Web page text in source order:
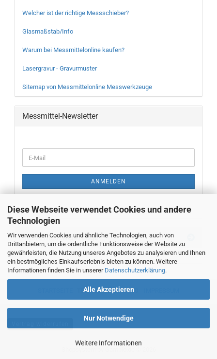
Diese Webseite verwendet Cookies und andere
Technologien
Wir verwenden Cookies und ähnliche Technologien, auch von
Drittanbietern, um die ordentliche Funktionsweise der Website zu
gewährleisten, die Nutzung unseres Angebotes zu analysieren und Ihnen
ein bestmögliches Einkaufserlebnis bieten zu können. Weitere
Informationen finden Sie in unserer Datenschutzerklärung.
Alle Akzeptieren
Nur Notwendige
Weitere Informationen
Welcher ist der richtige Messschieber?
Glasmaßstab/Info
Warum bei Messmittelonline kaufen?
Lasergravur - Gravurmuster
Sitemap von Messmittelonline Messwerkzeuge
Messmittel-Newsletter
ZUR
E-
Mail
ANMELDEN
Neue Messwerkzeuge
TEL. 00493382707470